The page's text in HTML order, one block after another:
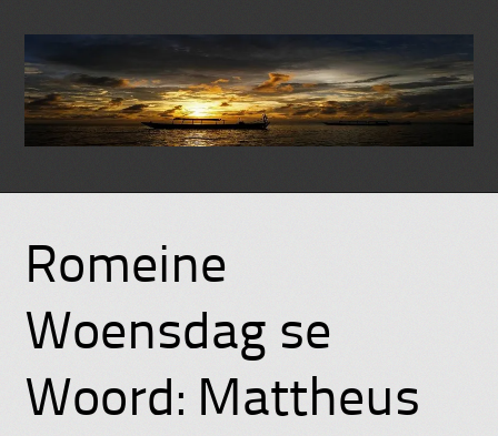
content
Romeine
Woensdag se
Woord: Mattheus